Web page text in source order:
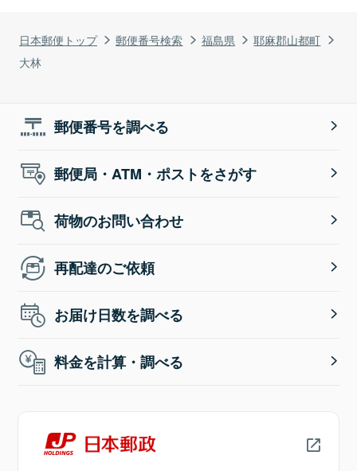
日本郵便トップ 郵便番号検索 福島県
耶麻郡山都町
大林
郵便番号を調べる
郵便局・ATM・ポストをさがす
荷物のお問い合わせ
再配達のご依頼
お届け日数を調べる
料金を計算・調べる